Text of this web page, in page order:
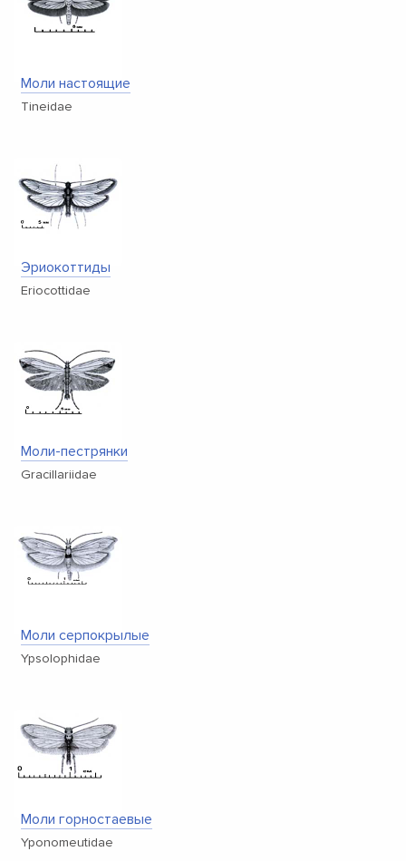
Моли настоящие
Tineidae
Эриокоттиды
Eriocottidae
Моли-пестрянки
Gracillariidae
Моли серпокрылые
Ypsolophidae
Моли горностаевые
Yponomeutidae